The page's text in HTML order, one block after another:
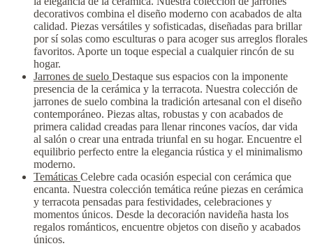
decorativos combina el diseño moderno con acabados de alta
calidad. Piezas versátiles y sofisticadas, diseñadas para brillar
por sí solas como esculturas o para acoger sus arreglos florales
favoritos. Aporte un toque especial a cualquier rincón de su
hogar.
Jarrones de suelo Destaque sus espacios con la imponente
presencia de la cerámica y la terracota. Nuestra colección de
jarrones de suelo combina la tradición artesanal con el diseño
contemporáneo. Piezas altas, robustas y con acabados de
primera calidad creadas para llenar rincones vacíos, dar vida
al salón o crear una entrada triunfal en su hogar. Encuentre el
equilibrio perfecto entre la elegancia rústica y el minimalismo
moderno.
Temáticas Celebre cada ocasión especial con cerámica que
encanta. Nuestra colección temática reúne piezas en cerámica
y terracota pensadas para festividades, celebraciones y
momentos únicos. Desde la decoración navideña hasta los
regalos románticos, encuentre objetos con diseño y acabados
únicos.